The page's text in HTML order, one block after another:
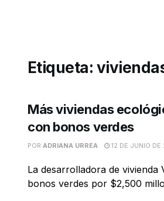
Etiqueta:
Más viviendas
con bonos verdes
POR ADRIANA URREA 12 DE JUNIO DE
La desarrolladora de
bonos verdes por $2,500